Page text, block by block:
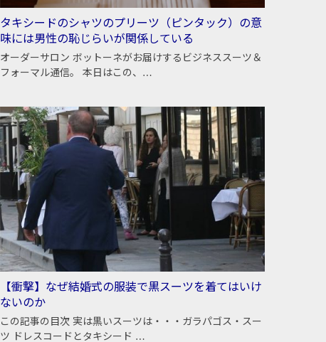
タキシードのシャツのプリーツ（ピンタック）の意
味には男性の恥じらいが関係している
オーダーサロン ボットーネがお届けするビジネススーツ＆
フォーマル通信。 本日はこの、…
【衝撃】なぜ結婚式の服装で黒スーツを着てはいけ
ないのか
この記事の目次 実は黒いスーツは・・・ガラパゴス・スー
ツ ドレスコードとタキシード …